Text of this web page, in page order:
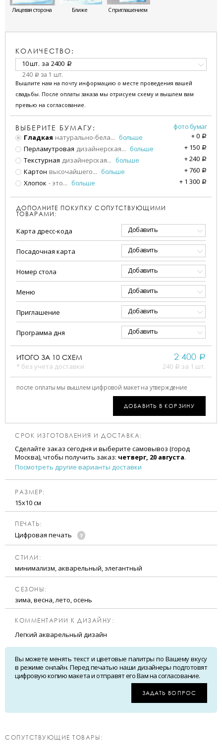
Лицевая сторона Ближе С приглашением
КОЛИЧЕСТВО:
10 шт. за 2400 a
240 a за 1 шт.
Вышлите нам на почту информацию о месте проведения вашей
свадьбы. После оплаты заказа мы отрисуем схему и вышлем вам
превью на согласование.
ВЫБЕРИТЕ БУМАГУ:
фото бумаг
Гладкая натурально-бела... больше +0 a
Перламутровая дизайнерская... больше + 150 a
Текстурная дизайнерская... больше +240 a
Картон высочайшего... больше +760 a
Хлопок - это... больше + 1 300 a
ДОПОЛНИТЕ ПОКУПКУ СОПУТСТВУЮЩИМИ
ТОВАРАМИ:
Карта дресс-кода Добавить
Посадочная карта Добавить
Номер стола Добавить
Меню Добавить
Приглашение Добавить
Программа дня Добавить
ИТОГО ЗА 10 СХЕМ
* без учета доставки
2 400 a
240 a за 1 шт.
после оплаты мы вышлем цифровой макет на утверждение
ДОБАВИТЬ В КОРЗИНУ
СРОК ИЗГОТОВЛЕНИЯ И ДОСТАВКА:
Сделайте заказ сегодня и выберите самовывоз (город
Москва), чтобы получить заказ: четверг, 20 августа.
Посмотреть другие варианты доставки
РАЗМЕР:
15х10 см
ПЕЧАТЬ:
Цифровая печать
CТИЛИ:
минимализм, акварельный, элегантный
CЕЗОНЫ:
зима, весна, лето, осень
КОММЕНТАРИИ К ДИЗАЙНУ:
Легкий акварельный дизайн
Вы можете менять текст и цветовые палитры по Вашему вкусу
в режиме онлайн. Перед печатью наши дизайнеры подготовят
цифровую копию макета и отправят его Вам на согласование.
ЗАДАТЬ ВОПРОС
CОПУТСТВУЮЩИЕ ТОВАРЫ: